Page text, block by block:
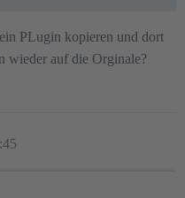
PLugin kopieren und dort
wieder auf die Orginale?